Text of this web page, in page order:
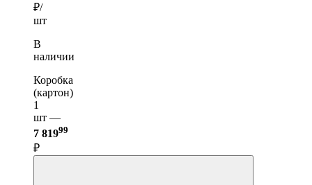
₽/
шт
В
наличии
Коробка
(картон)
1
шт —
7 81999
₽